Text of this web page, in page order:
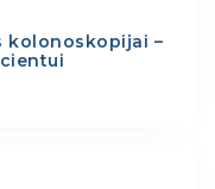
kolonoskopijai –